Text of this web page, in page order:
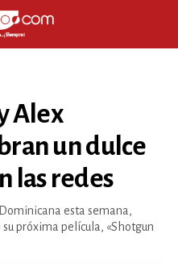
Alex
un dulce
las redes
esta semana,
próxima película, «Shotgun